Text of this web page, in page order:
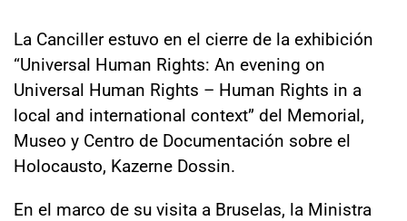
La Canciller estuvo en el cierre de la exhibición
“Universal Human Rights: An evening on
Universal Human Rights – Human Rights in a
local and international context” del Memorial,
Museo y Centro de Documentación sobre el
Holocausto, Kazerne Dossin.
En el marco de su visita a Bruselas, la Ministra